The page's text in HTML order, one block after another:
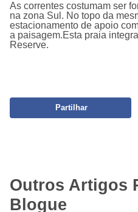
As correntes costumam ser
na zona Sul. No topo da
estacionamento de apoio
a paisagem.Esta praia
Reserve.
Partilhar
Outros Artigos
Blogue